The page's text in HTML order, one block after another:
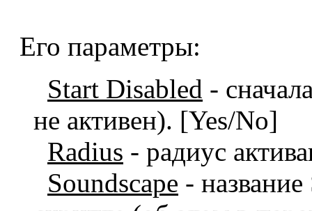
Его параметры:
Start Disabled -
не активен). [Yes/No]
Radius - радиус
Soundscape -